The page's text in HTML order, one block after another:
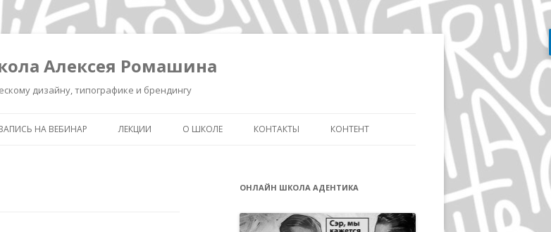
Алексея Ромашина
дизайну, типографике и брендингу
НА ВЕБИНАР ЛЕКЦИИ
ДИЗАЙНЕРОВ И РЕКЛАМИСТОВ»
О ШКОЛЕ
ОБУЧЕНИЕ ДИЗАЙНУ И
КОНТАКТЫ КОНТЕНТ
ЭВОЛЮЦИЯ АЙДЕНТИКИ
ДЭВИД КАРСОН
ОНЛАЙН ШКОЛА АДЕНТИКА